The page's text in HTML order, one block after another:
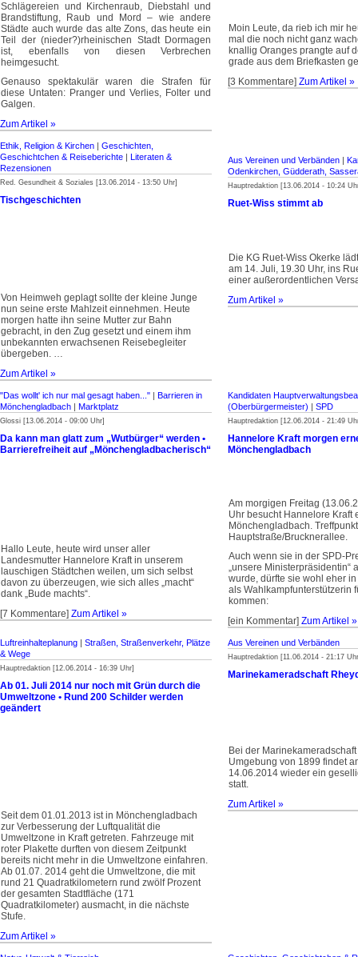
Schlägereien und Kirchenraub, Diebstahl und
Brandstiftung, Raub und Mord – wie andere
Städte auch wurde das alte Zons, das heute ein
Teil der (nieder?)rheinischen Stadt Dormagen
ist, ebenfalls von diesen Verbrechen
heimgesucht.
Genauso spektakulär waren die Strafen für
diese Untaten: Pranger und Verlies, Folter und
Galgen.
Zum Artikel »
Moin Leute, da rieb ich mir
mal die noch nicht ganz
knallig Oranges prangte auf
grade aus dem Briefkasten
[3 Kommentare] Zum Artikel »
Ethik, Religion & Kirchen | Geschichten,
Geschichtchen & Reiseberichte | Literaten &
Rezensionen
Red. Gesundheit & Soziales [13.06.2014 - 13:50 Uhr]
Tischgeschichten
Von Heimweh geplagt sollte der kleine Junge
nun seine erste Mahlzeit einnehmen. Heute
morgen hatte ihn seine Mutter zur Bahn
gebracht, in den Zug gesetzt und einem ihm
unbekannten erwachsenen Reisebegleiter
übergeben. …
Zum Artikel »
Aus Vereinen und Verbänden |
Odenkirchen, Güdderath,
Hauptredaktion [13.06.2014 - 10:24
Ruet-Wiss stimmt ab
Die KG Ruet-Wiss Okerke
am 14. Juli, 19.30 Uhr, ins
einer außerordentlichen
Zum Artikel »
"Das wollt' ich nur mal gesagt haben..." | Barrieren in
Mönchengladbach | Marktplatz
Glossi [13.06.2014 - 09:00 Uhr]
Da kann man glatt zum „Wutbürger“ werden •
Barrierefreiheit auf „Mönchengladbacherisch“
Hallo Leute, heute wird unser aller
Landesmutter Hannelore Kraft in unserem
lauschigen Städtchen weilen, um sich selbst
davon zu überzeugen, wie sich alles „macht“
dank „Bude machts“.
[7 Kommentare] Zum Artikel »
Kandidaten
(Oberbürgermeister) | SPD
Hauptredaktion [12.06.2014 - 21:49
Hannelore Kraft morgen
Mönchengladbach
Am morgigen Freitag
Uhr besucht Hannelore Kraft
Mönchengladbach.
Hauptstraße/Brucknerallee.
Auch wenn sie in der SPD-
„unsere Ministerpräsidentin“
wurde, dürfte sie wohl eher
als Wahlkampfunter­stützerin
kommen:
[ein Kommentar] Zum Artikel »
Luftreinhalteplanung | Straßen, Straßenverkehr, Plätze
& Wege
Hauptredaktion [12.06.2014 - 16:39 Uhr]
Ab 01. Juli 2014 nur noch mit Grün durch die
Umweltzone • Rund 200 Schilder werden
geändert
Seit dem 01.01.2013 ist in Mönchengladbach
zur Verbesserung der Luftqualität die
Umweltzone in Kraft getreten. Fahrzeuge mit
roter Plakette durften von diesem Zeitpunkt
bereits nicht mehr in die Umweltzone einfahren.
Ab 01.07. 2014 geht die Umweltzone, die mit
rund 21 Quadratkilometern rund zwölf Prozent
der gesamten Stadtfläche (171
Quadratkilometer) ausmacht, in die nächste
Stufe.
Zum Artikel »
Aus Vereinen und Verbänden
Hauptredaktion [11.06.2014 - 21:17
Marinekameradschaft
Bei der
Umgebung von 1899 findet
14.06.2014 wieder ein
statt.
Zum Artikel »